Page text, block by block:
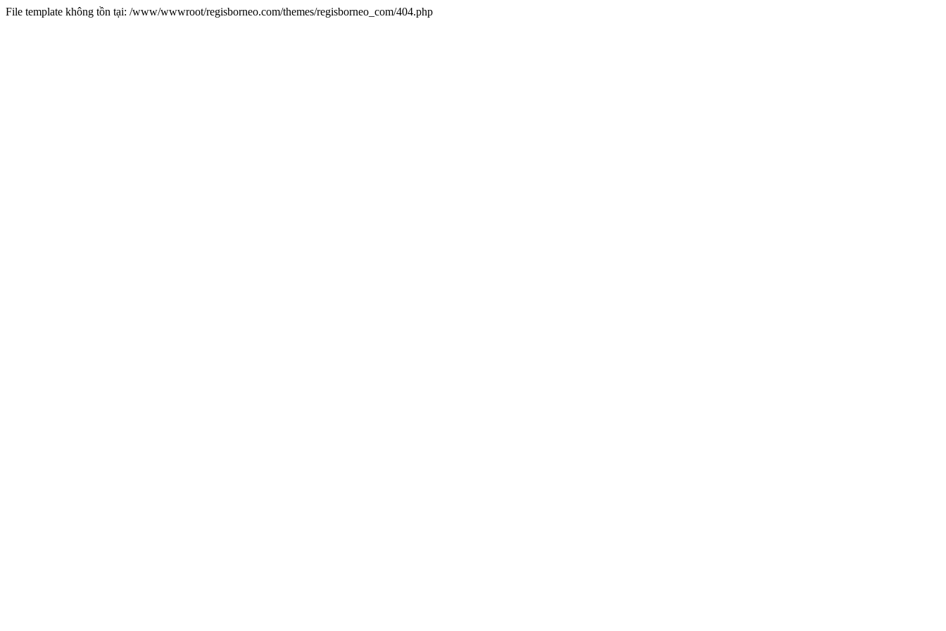
File template không tồn tại: /www/wwwroot/regisborneo.com/themes/regisborneo_com/404.php